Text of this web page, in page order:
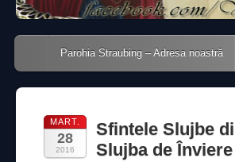
Main menu
Skip to content
Parohia Straubing – Adresa noastră
MART.
28
2016
Sfintele Slujbe
Slujba de